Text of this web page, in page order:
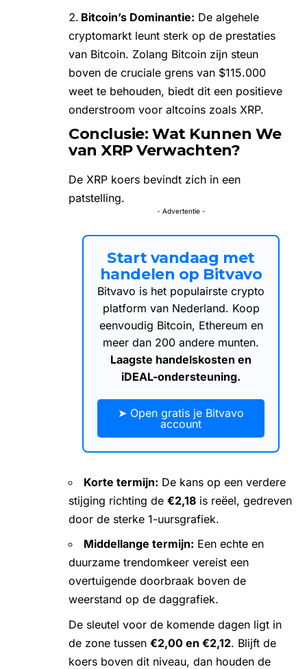
Bitcoin’s Dominantie: De algehele
cryptomarkt leunt sterk op de prestaties
van Bitcoin. Zolang Bitcoin zijn steun
boven de cruciale grens van $115.000
weet te behouden, biedt dit een positieve
onderstroom voor altcoins zoals XRP.
Conclusie: Wat Kunnen We
van XRP Verwachten?
De XRP koers bevindt zich in een
patstelling.
- Advertentie -
Start vandaag met
handelen op Bitvavo
Bitvavo is het populairste crypto
platform van Nederland. Koop
eenvoudig Bitcoin, Ethereum en
meer dan 200 andere munten.
Laagste handelskosten en
iDEAL-ondersteuning.
➤ Open gratis je Bitvavo
account
Korte termijn: De kans op een verdere
stijging richting de €2,18 is reëel, gedreven
door de sterke 1-uursgrafiek.
Middellange termijn: Een echte en
duurzame trendomkeer vereist een
overtuigende doorbraak boven de
weerstand op de daggrafiek.
De sleutel voor de komende dagen ligt in
de zone tussen €2,00 en €2,12. Blijft de
koers boven dit niveau, dan houden de